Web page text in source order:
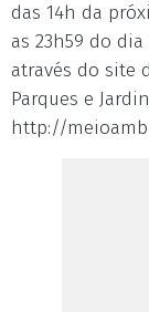
das 14h da
as 23h59 do
através do site
Parques e
http://